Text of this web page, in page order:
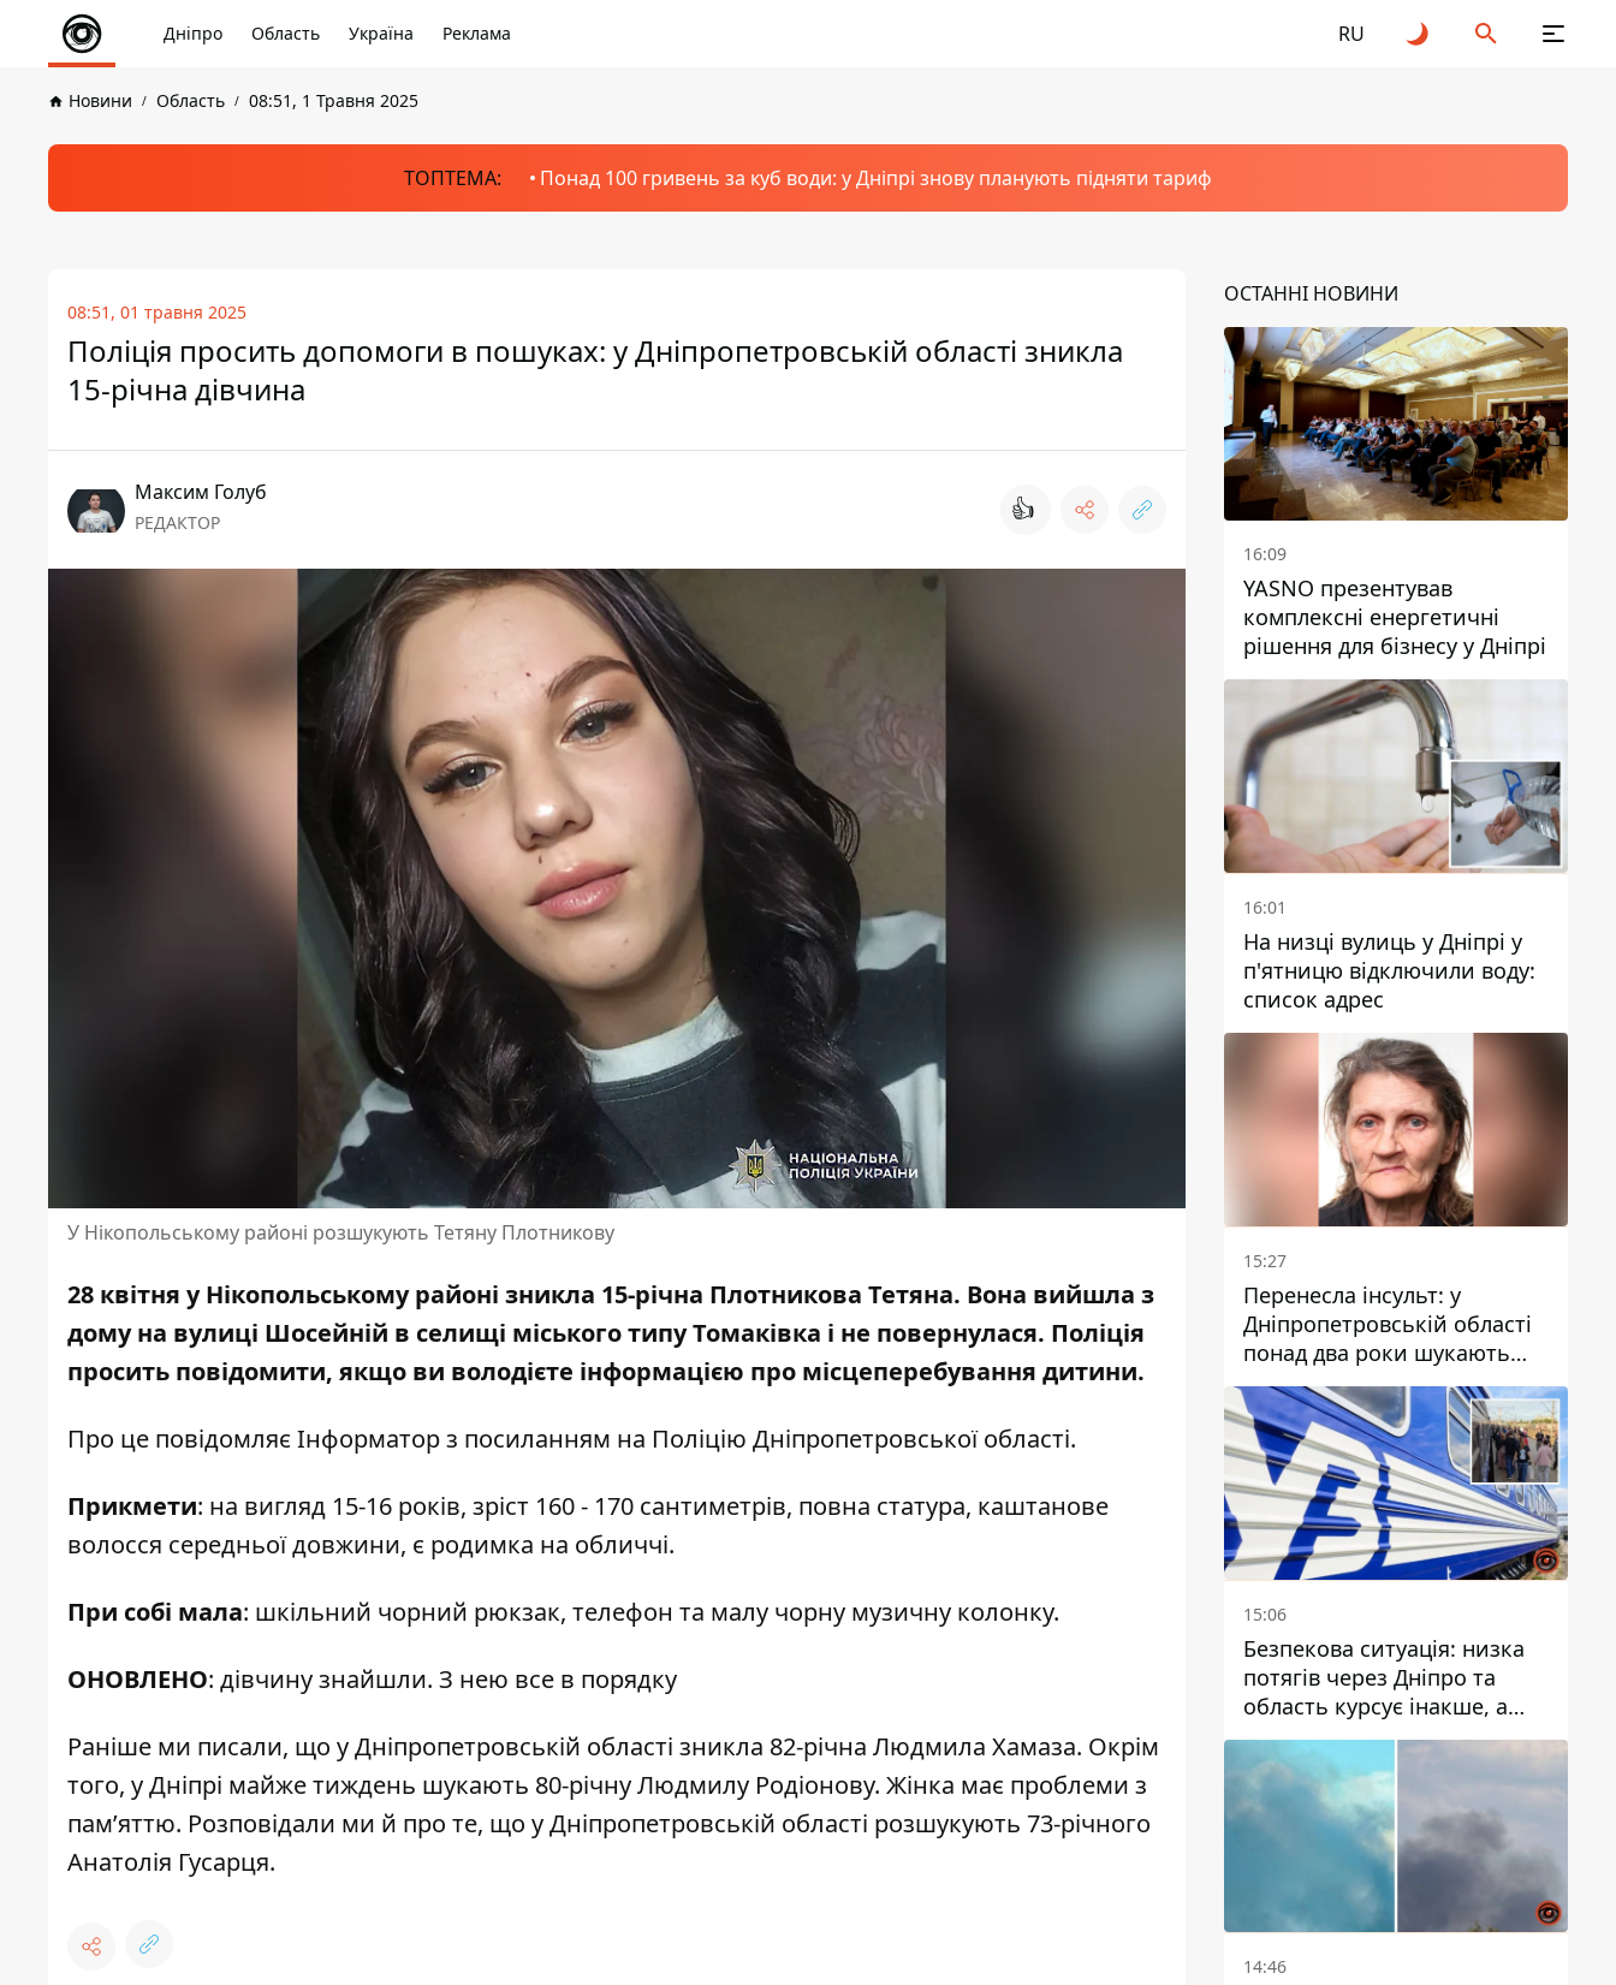
Дніпро Область Україна Реклама RU
Новини Область 08:51, 1 Травня 2025
ТОПТЕМА: Понад 100 гривень за куб води: у Дніпрі знову планують підняти тариф
08:51, 01 травня 2025
Поліція просить допомоги в пошуках: у Дніпропетровській області зникла
15-річна дівчина
Максим Голуб
РЕДАКТОР 👍
У Нікопольському районі розшукують Тетяну Плотникову
28 квітня у Нікопольському районі зникла 15-річна Плотникова Тетяна. Вона вийшла з
дому на вулиці Шосейній в селищі міського типу Томаківка і не повернулася. Поліція
просить повідомити, якщо ви володієте інформацією про місцеперебування дитини.
Про це повідомляє Інформатор з посиланням на Поліцію Дніпропетровської області.
Прикмети: на вигляд 15-16 років, зріст 160 - 170 сантиметрів, повна статура, каштанове
волосся середньої довжини, є родимка на обличчі.
При собі мала: шкільний чорний рюкзак, телефон та малу чорну музичну колонку.
ОНОВЛЕНО: дівчину знайшли. З нею все в порядку
Раніше ми писали, що у Дніпропетровській області зникла 82-річна Людмила Хамаза. Окрім
того, у Дніпрі майже тиждень шукають 80-річну Людмилу Родіонову. Жінка має проблеми з
пам’яттю. Розповідали ми й про те, що у Дніпропетровській області розшукують 73-річного
Анатолія Гусарця.
ОСТАННІ НОВИНИ
16:09
YASNO презентував
комплексні енергетичні
рішення для бізнесу у Дніпрі
16:01
На низці вулиць у Дніпрі у
п'ятницю відключили воду:
список адрес
15:27
Перенесла інсульт: у
Дніпропетровській області
понад два роки шукають
зниклу жінку
15:06
Безпекова ситуація: низка
потягів через Дніпро та
область курсує інакше, а
частину шляху замінили
автобусами та
електричками
14:46